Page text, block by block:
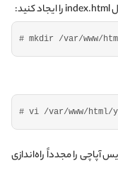
# mkdir /var/www/
# vi /var/www/html/
آپاچی را مجدداً راه‌اندازی